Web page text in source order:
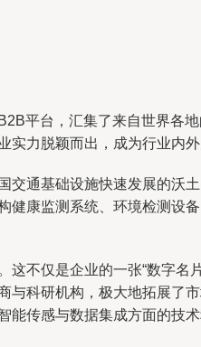
平台，汇集了来自世界各
力脱颖而出，成为行业内外
通基础设施快速发展的沃土
健康监测系统、环境检测设
不仅是企业的一张“数字名
科研机构，极大地拓展了
传感与数据集成方面的技术